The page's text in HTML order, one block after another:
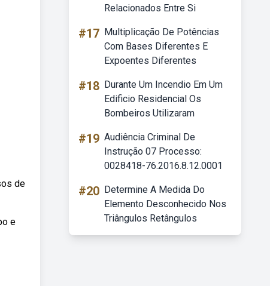
de
e
Relacionados Entre Si
#17 Multiplicação De Potências
Com Bases Diferentes E
Expoentes Diferentes
#18 Durante Um Incendio Em Um
Edificio Residencial Os
Bombeiros Utilizaram
#19 Audiência Criminal De
Instrução 07 Processo:
0028418-76.2016.8.12.0001
#20 Determine A Medida Do
Elemento Desconhecido Nos
Triângulos Retângulos